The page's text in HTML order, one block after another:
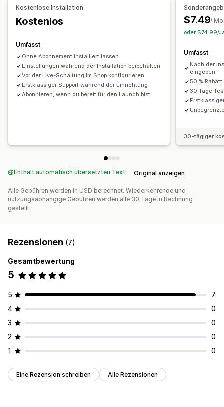
Timer-Typ
Vorbestellung Deadline für Versand
Kostenlose Installation
Kostenlos
Umfasst
Ohne Abonnement installiert lassen
Einstellungen während der Installation beibehalten
Vor der Live-Schaltung im Shop konfigurieren
Erstklassiger Support während der Einrichtung
Abonnieren, wenn du bereit für den Launch bist
$7.49/
oder $74.99/
Umfasst
Nach der
eingeben
50 %
30 Tage
30-tägiger
Enthält automatisch übersetzten Text Original anzeigen
Alle Gebühren werden in USD berechnet. Wiederkehrende und
nutzungsabhängige Gebühren werden alle 30 Tage in Rechnung
gestellt.
Rezensionen (7)
Gesamtbewertung
5
5
7
4
0
3
0
2
0
1
0
Eine Rezension schreiben Alle Rezensionen